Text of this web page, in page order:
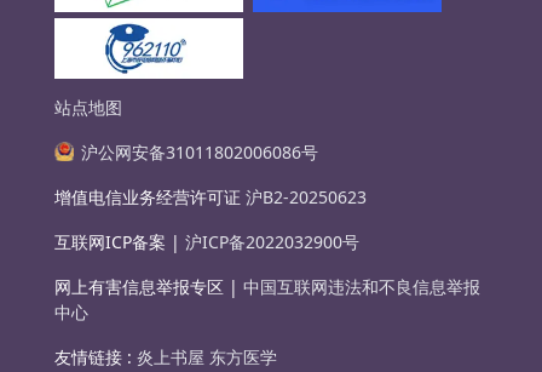
站点地图
沪公网安备31011802006086号
增值电信业务经营许可证 沪B2-20250623
互联网ICP备案 | 沪ICP备2022032900号
网上有害信息举报专区 | 中国互联网违法和不良信息举报
中心
友情链接 : 炎上书屋 东方医学